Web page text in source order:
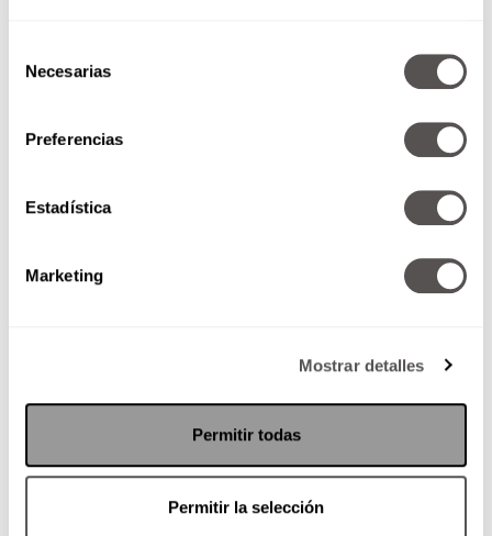
Necesarias
Preferencias
Estadística
Marketing
Mostrar detalles
Permitir todas
Permitir la selección
Martes 02 de septiembre de
2014